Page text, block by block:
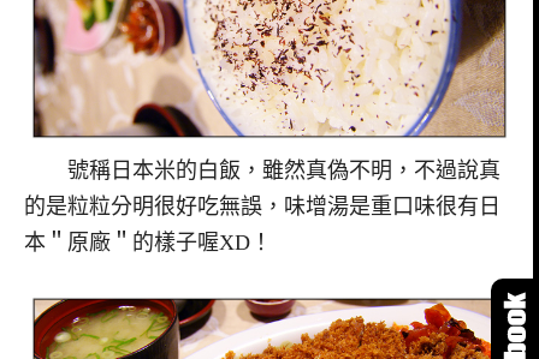
號稱日本米的白飯，雖然真偽不明，不過說真
的是粒粒分明很好吃無誤，味增湯是重口味很有日
本＂原廠＂的樣子喔XD！